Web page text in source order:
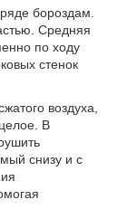
бороздам.
Средняя
по ходу
стенок
воздуха,
В
снизу и с